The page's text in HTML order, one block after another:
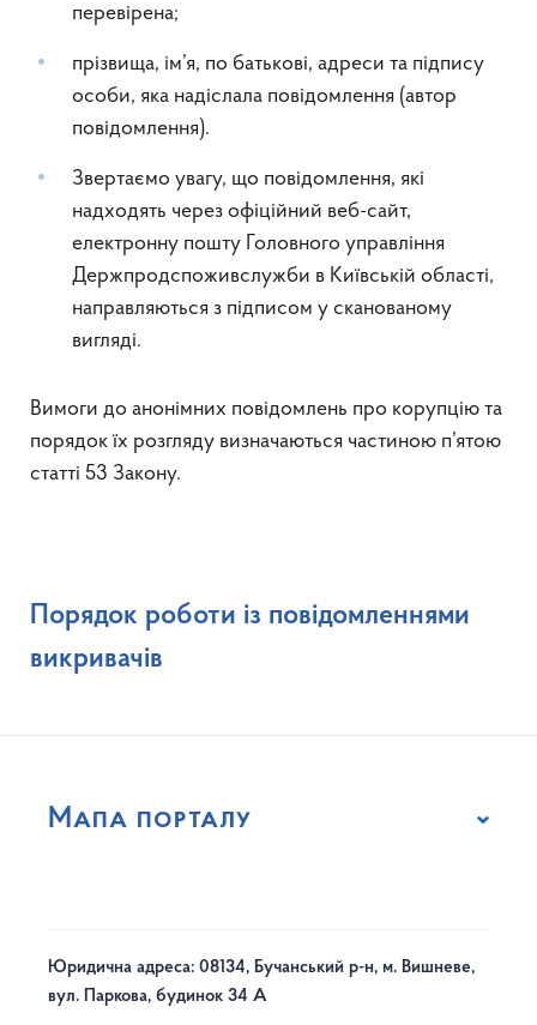
перевірена;
прізвища, ім’я, по батькові, адреси та підпису
особи, яка надіслала повідомлення (автор
повідомлення).
Звертаємо увагу, що повідомлення, які
надходять через офіційний веб-сайт,
електронну пошту Головного управління
Держпродспоживслужби в Київській області,
направляються з підписом у сканованому
вигляді.
Вимоги до анонімних повідомлень про корупцію та
порядок їх розгляду визначаються частиною п’ятою
статті 53 Закону.
Порядок роботи із повідомленнями
викривачів
Мапа порталу
Юридична адреса: 08134, Бучанський р-н, м. Вишневе,
вул. Паркова, будинок 34 А